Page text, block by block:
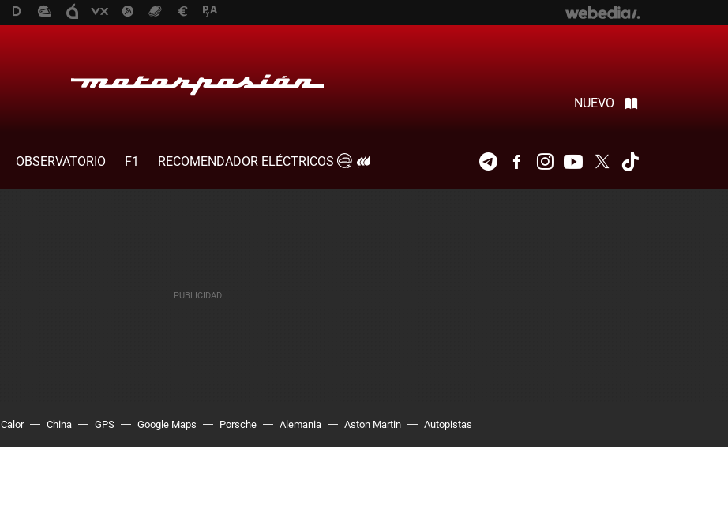
NUEVO
OBSERVATORIO F1
RECOMENDADOR ELÉCTRICOS
TelegramFacebookInstagramYoutubeTwitter
Calor China GPS Google Maps Porsche Alemania Aston Martin Autopistas